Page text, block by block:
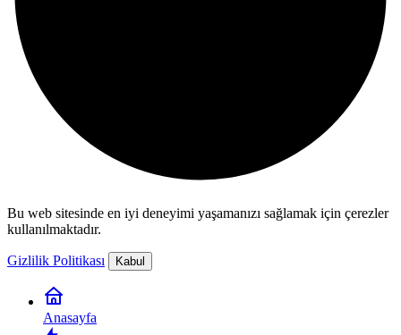
Bu web sitesinde en iyi deneyimi yaşamanızı sağlamak için çerezler
kullanılmaktadır.
Gizlilik Politikası Kabul
Anasayfa